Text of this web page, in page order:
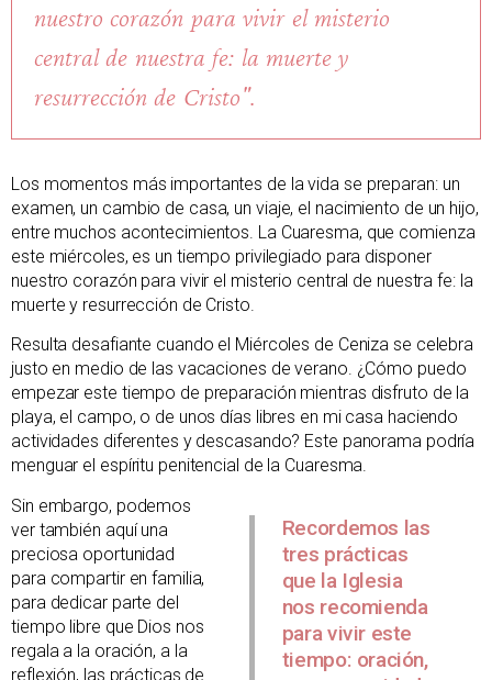
nuestro corazón para vivir el misterio
central de nuestra fe: la muerte y
resurrección de Cristo".
Los momentos más importantes de la vida se preparan: un
examen, un cambio de casa, un viaje, el nacimiento de un hijo,
entre muchos acontecimientos. La Cuaresma, que comienza
este miércoles, es un tiempo privilegiado para disponer
nuestro corazón para vivir el misterio central de nuestra fe: la
muerte y resurrección de Cristo.
Resulta desafiante cuando el Miércoles de Ceniza se celebra
justo en medio de las vacaciones de verano. ¿Cómo puedo
empezar este tiempo de preparación mientras disfruto de la
playa, el campo, o de unos días libres en mi casa haciendo
actividades diferentes y descasando? Este panorama podría
menguar el espíritu penitencial de la Cuaresma.
Recordemos las
tres prácticas
que la Iglesia
nos recomienda
para vivir este
tiempo: oración,
Sin embargo, podemos
ver también aquí una
preciosa oportunidad
para compartir en familia,
para dedicar parte del
tiempo libre que Dios nos
regala a la oración, a la
reflexión, las prácticas de